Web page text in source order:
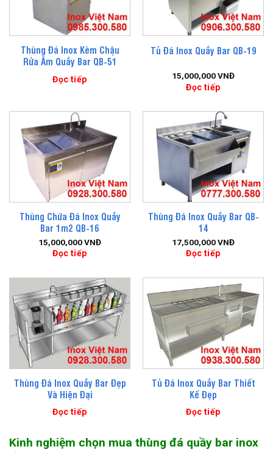
Thùng Đá Inox Kèm Chậu
Rửa Âm Quầy Bar QB-51
Đọc tiếp
Tủ Đá Inox Quầy Bar QB-19
15,000,000VNĐ
Đọc tiếp
Thùng Chứa Đá Inox Quầy
Bar 1m2 QB-16
15,000,000VNĐ
Đọc tiếp
Thùng Đá Inox Quầy Bar QB-
14
17,500,000VNĐ
Đọc tiếp
Thùng Đá Inox Quầy Bar Đẹp
Và Hiện Đại
Đọc tiếp
Tủ Đá Inox Quầy Bar Thiết
Kế Đẹp
Đọc tiếp
Kinh nghiệm chọn mua thùng đá quầy bar inox